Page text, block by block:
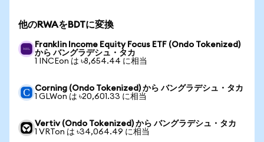
他のRWAをBDTに変換
Franklin Income Equity Focus ETF (Ondo Tokenized)
から バングラデシュ・タカ
1 INCEon は ৳8,654.44 に相当
Corning (Ondo Tokenized) から バングラデシュ・タカ
1 GLWon は ৳20,601.33 に相当
Vertiv (Ondo Tokenized) から バングラデシュ・タカ
1 VRTon は ৳34,064.49 に相当